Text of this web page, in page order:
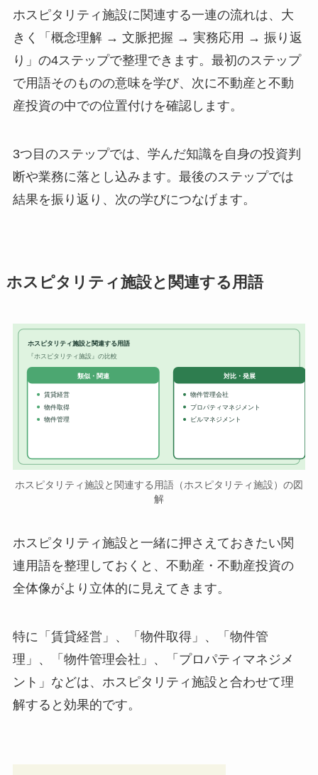
ホスピタリティ施設に関連する一連の流れは、大
きく「概念理解 → 文脈把握 → 実務応用 → 振り返
り」の4ステップで整理できます。最初のステップ
で用語そのものの意味を学び、次に不動産と不動
産投資の中での位置付けを確認します。
3つ目のステップでは、学んだ知識を自身の投資判
断や業務に落とし込みます。最後のステップでは
結果を振り返り、次の学びにつなげます。
ホスピタリティ施設と関連する用語
ホスピタリティ施設と関連する用語
『ホスピタリティ施設』の比較
類似・関連
賃貸経営
物件取得
物件管理
対比・発展
物件管理会社
プロパティマネジメント
ビルマネジメント
ホスピタリティ施設と関連する用語（ホスピタリティ施設）の図
解
ホスピタリティ施設と一緒に押さえておきたい関
連用語を整理しておくと、不動産・不動産投資の
全体像がより立体的に見えてきます。
特に「賃貸経営」、「物件取得」、「物件管
理」、「物件管理会社」、「プロパティマネジメ
ント」などは、ホスピタリティ施設と合わせて理
解すると効果的です。